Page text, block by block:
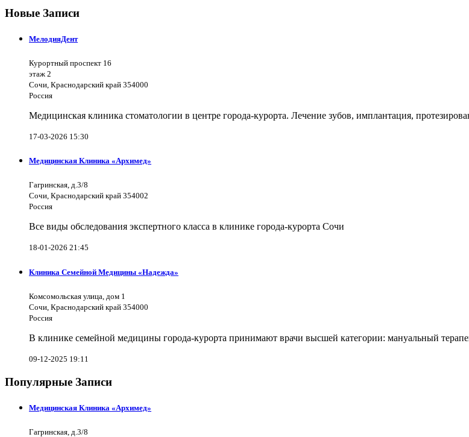
Новые Записи
МелодияДент
Курортный проспект 16
этаж 2
Сочи, Краснодарский край 354000
Россия
Медицинская клиника стоматологии в центре города-курорта. Лечение зубов, имплантация,
17-03-2026 15:30
Медицинская Клиника «Архимед»
Гагринская, д.3/8
Сочи, Краснодарский край 354002
Россия
Все виды обследования экспертного класса в клинике города-курорта Сочи
18-01-2026 21:45
Клиника Семейной Медицины «Надежда»
Комсомольская улица, дом 1
Сочи, Краснодарский край 354000
Россия
В клинике семейной медицины города-курорта принимают врачи высшей категории: мануальный
09-12-2025 19:11
Популярные Записи
Медицинская Клиника «Архимед»
Гагринская, д.3/8